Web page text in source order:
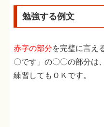
勉強する例文
赤字の部分を完璧に言え
〇です」の〇〇の部分は
練習してもＯＫです。